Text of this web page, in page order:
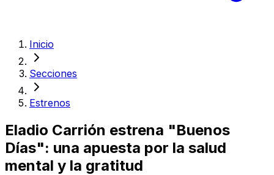
Inicio
Secciones
Estrenos
Eladio Carrión estrena "Buenos
Días": una apuesta por la salud
mental y la gratitud